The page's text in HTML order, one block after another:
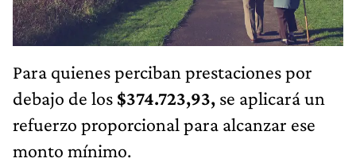
Para quienes perciban prestaciones por
debajo de los $374.723,93, se aplicará un
refuerzo proporcional para alcanzar ese
monto mínimo.